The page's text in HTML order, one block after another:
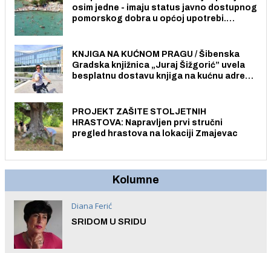
osim jedne - imaju status javno dostupnog
pomorskog dobra u općoj upotrebi.
KNJIGA NA KUĆNOM PRAGU / Šibenska
Gradska knjižnica „Juraj Šižgorić” uvela
besplatnu dostavu knjiga na kućnu adresu
PROJEKT ZAŠITE STOLJETNIH
HRASTOVA: Napravljen prvi stručni
pregled hrastova na lokaciji Zmajevac
Kolumne
Diana Ferić
SRIDOM U SRIDU